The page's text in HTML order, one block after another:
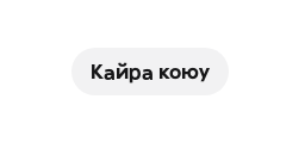
Кайра коюу